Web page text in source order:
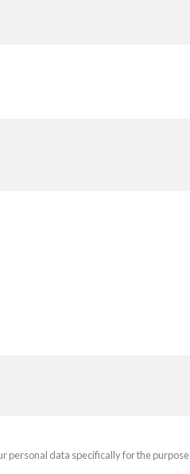
personal data specifically for the